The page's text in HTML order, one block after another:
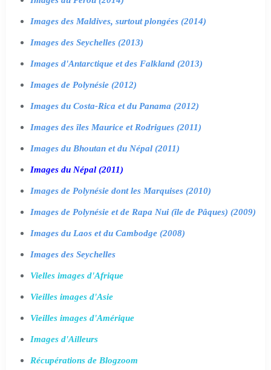
Images des Maldives, surtout plongées (2014)
Images des Seychelles (2013)
Images d'Antarctique et des Falkland (2013)
Images de Polynésie (2012)
Images du Costa-Rica et du Panama (2012)
Images des îles Maurice et Rodrigues (2011)
Images du Bhoutan et du Népal (2011)
Images du Népal (2011)
Images de Polynésie dont les Marquises (2010)
Images de Polynésie et de Rapa Nui (île de Pâques) (2009)
Images du Laos et du Cambodge (2008)
Images des Seychelles
Vielles images d'Afrique
Vieilles images d'Asie
Vieilles images d'Amérique
Images d'Ailleurs
Récupérations de Blogzoom